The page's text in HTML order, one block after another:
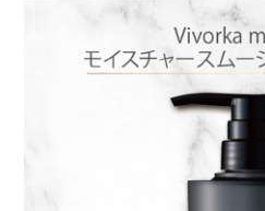
口コミが良いので購入し
私の毛は猫毛、細い、毛
お値段ほどのサラサラ感